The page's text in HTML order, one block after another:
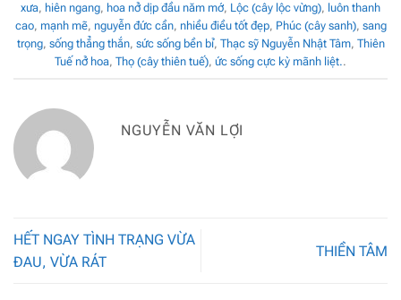
xưa, hiên ngang, hoa nở dịp đầu năm mớ, Lộc (cây lộc vừng), luôn thanh
cao, mạnh mẽ, nguyễn đức cần, nhiều điều tốt đẹp, Phúc (cây sanh), sang
trọng, sống thẳng thắn, sức sống bền bỉ, Thạc sỹ Nguyễn Nhật Tâm, Thiên
Tuế nở hoa, Thọ (cây thiên tuế), ức sống cực kỳ mãnh liệt..
NGUYỄN VĂN LỢI
HẾT NGAY TÌNH TRẠNG VỪA
ĐAU, VỪA RÁT
THIỀN TÂM